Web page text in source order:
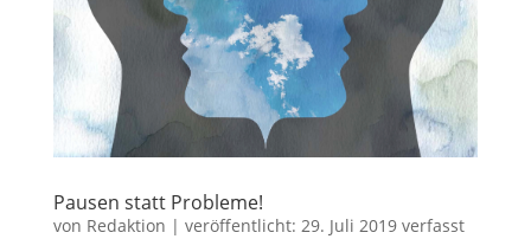
Pausen statt Probleme!
von Redaktion | veröffentlicht: 29. Juli 2019verfasst